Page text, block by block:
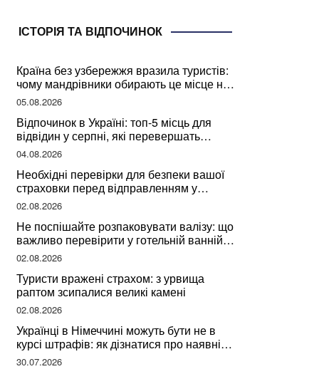
ІСТОРІЯ ТА ВІДПОЧИНОК
Країна без узбережжя вразила туристів:
чому мандрівники обирають це місце на
відпочинок
05.08.2026
Відпочинок в Україні: топ-5 місць для
відвідин у серпні, які перевершать
закордонні враження
04.08.2026
Необхідні перевірки для безпеки вашої
страховки перед відправленням у
подорож
02.08.2026
Не поспішайте розпаковувати валізу: що
важливо перевірити у готельній ванній
за словами досвідченої мандрівниці
02.08.2026
Туристи вражені страхом: з урвища
раптом зсипалися великі камені
02.08.2026
Українці в Німеччині можуть бути не в
курсі штрафів: як дізнатися про наявні
борги
30.07.2026